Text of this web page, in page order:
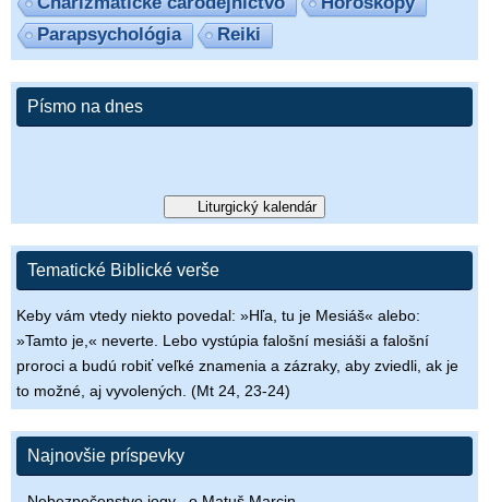
Parapsychológia
Reiki
Písmo na dnes
Liturgický kalendár
Tematické Biblické verše
Keby vám vtedy niekto povedal: »Hľa, tu je Mesiáš« alebo:
»Tamto je,« neverte. Lebo vystúpia falošní mesiáši a falošní
proroci a budú robiť veľké znamenia a zázraky, aby zviedli, ak je
to možné, aj vyvolených. (Mt 24, 23-24)
Najnovšie príspevky